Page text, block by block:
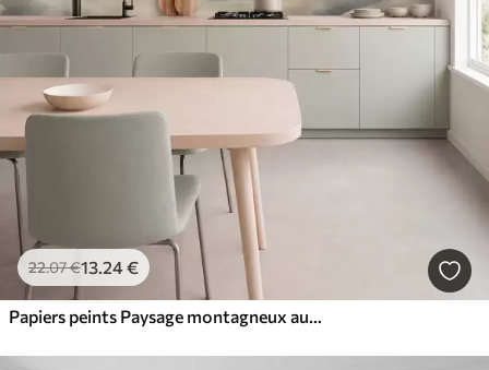
22.07€13.24€
Papiers peints Paysage montagneux aux reliefs variés